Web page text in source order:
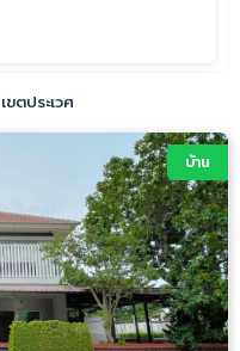
ตประเวศ
บ้าน